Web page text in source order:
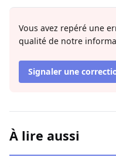
Vous avez repéré une
qualité de notre
Signaler une
À lire aussi